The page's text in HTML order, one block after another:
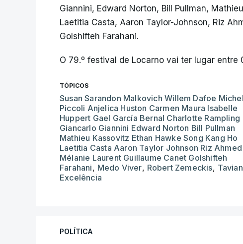
Giannini, Edward Norton, Bill Pullman,
Laetitia Casta, Aaron Taylor-Johnson, Riz
Golshifteh Farahani.
O 79.º festival de Locarno vai ter lugar entre
TÓPICOS
Susan Sarandon Malkovich Willem Dafoe Michel
Piccoli Anjelica Huston Carmen Maura Isabelle
Huppert Gael García Bernal Charlotte Rampling
Giancarlo Giannini Edward Norton Bill Pullman
Mathieu Kassovitz Ethan Hawke Song Kang Ho
Laetitia Casta Aaron Taylor Johnson Riz Ahmed
Mélanie Laurent Guillaume Canet Golshifteh
Farahani, Medo Viver, Robert Zemeckis,
Excelência
POLÍTICA